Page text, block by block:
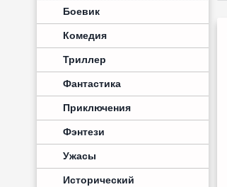
Боевик
Комедия
Триллер
Фантастика
Приключения
Фэнтези
Ужасы
Исторический